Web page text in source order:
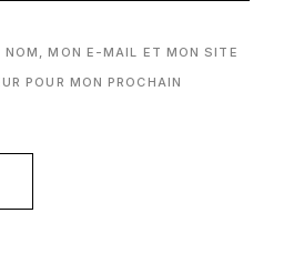
NOM, MON E-MAIL ET MON SITE
POUR MON PROCHAIN